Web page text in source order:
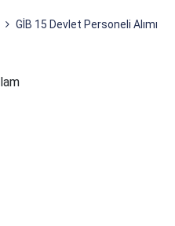
GİB 15 Devlet Personeli Alımı